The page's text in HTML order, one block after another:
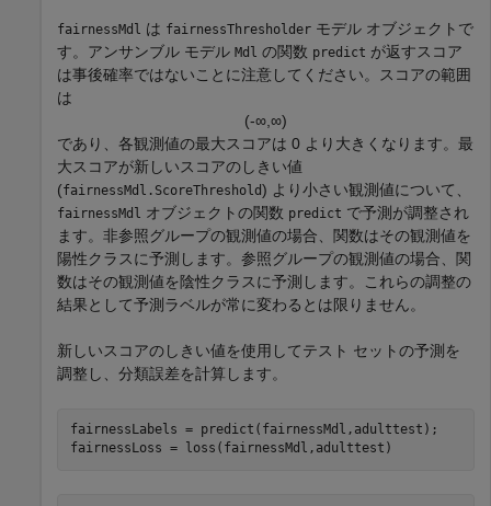
fairnessMdl は fairnessThresholder モデル オブジェクトで
す。アンサンブル モデル Mdl の関数 predict が返すスコア
は事後確率ではないことに注意してください。スコアの範囲
は
(-∞ ∞)
であり、各観測値の最大スコアは 0 より大きくなります。最
大スコアが新しいスコアのしきい値
(fairnessMdl.ScoreThreshold) より小さい観測値について、
fairnessMdl オブジェクトの関数 predict で予測が調整され
ます。非参照グループの観測値の場合、関数はその観測値を
陽性クラスに予測します。参照グループの観測値の場合、関
数はその観測値を陰性クラスに予測します。これらの調整の
結果として予測ラベルが常に変わるとは限りません。
新しいスコアのしきい値を使用してテスト セットの予測を
調整し、分類誤差を計算します。
fairnessLabels = predict(fairnessMdl,adulttest);
fairnessLoss = loss(fairnessMdl,adulttest)